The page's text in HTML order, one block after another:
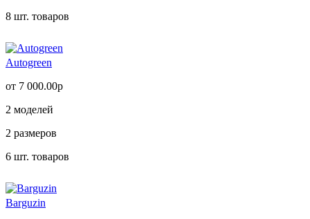
8 шт. товаров
Autogreen
от 7 000.00р
2 моделей
2 размеров
6 шт. товаров
Barguzin